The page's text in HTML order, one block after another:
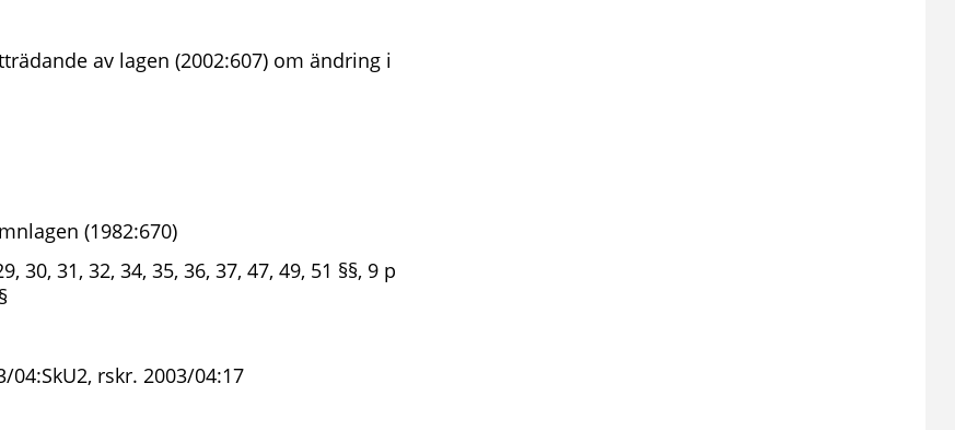
av lagen (2002:607) om ändring i
(1982:670)
30, 31, 32, 34, 35, 36, 37, 47, 49, 51 §§, 9 p
04:SkU2, rskr. 2003/04:17